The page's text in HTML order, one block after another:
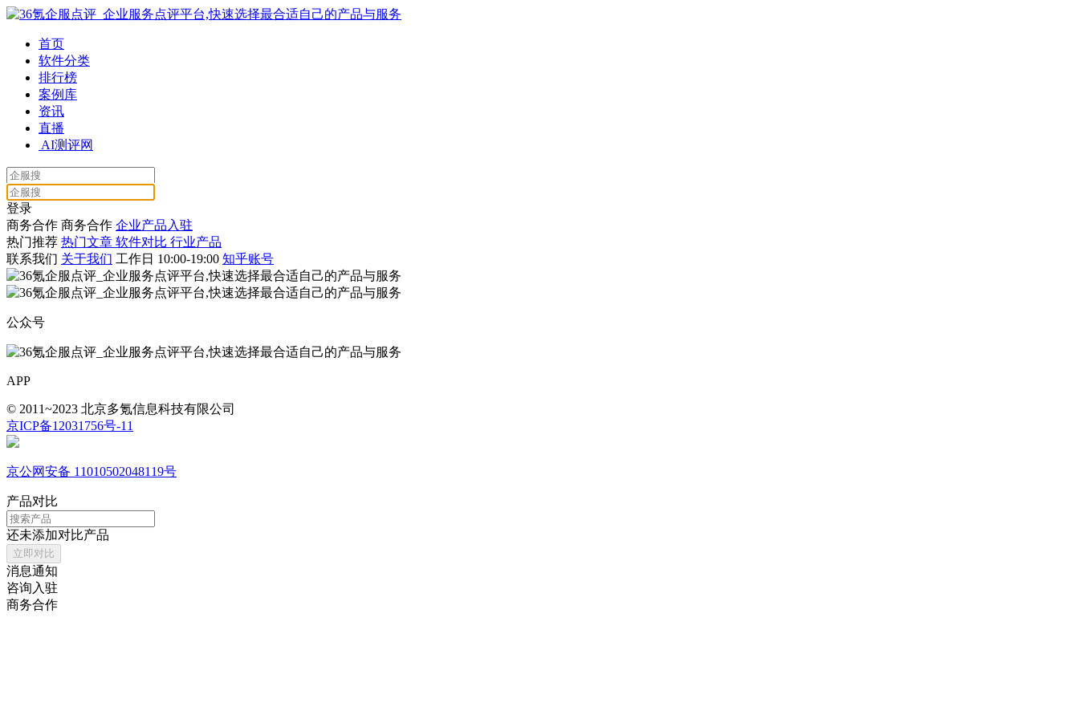
首页
软件分类
排行榜
案例库
资讯
直播
AI测评网
登录
商务合作 商务合作 企业产品入驻
热门推荐 热门文章 软件对比 行业产品
联系我们 关于我们 工作日 10:00-19:00 知乎账号
公众号
APP
© 2011~2023 北京多氪信息科技有限公司
京ICP备12031756号-11
京公网安备 11010502048119号
产品对比
还未添加对比产品
立即对比
消息通知
咨询入驻
商务合作